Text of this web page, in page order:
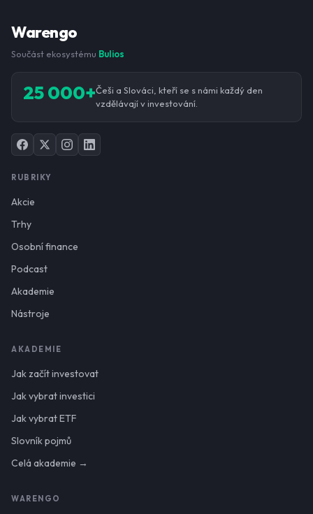
Warengo
Součást ekosystému Bulios
25 000+Češi a Slováci, kteří se s námi každý den
vzdělávají v investování.
RUBRIKY
Akcie
Trhy
Osobní finance
Podcast
Akademie
Nástroje
AKADEMIE
Jak začít investovat
Jak vybrat investici
Jak vybrat ETF
Slovník pojmů
Celá akademie →
WARENGO